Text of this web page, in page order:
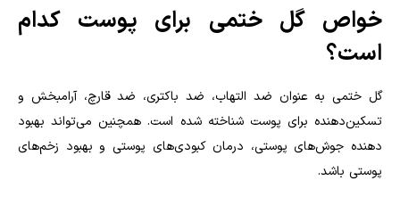
خواص گل ختمی برای پوست کدام
است؟
گل ختمی به عنوان ضد التهاب، ضد باکتری، ضد قارچ، آرامبخش و
تسکین‌دهنده برای پوست شناخته شده است. همچنین می‌تواند بهبود
دهنده جوش‌های پوستی، درمان کبودی‌های پوستی و بهبود زخم‌های
پوستی باشد.